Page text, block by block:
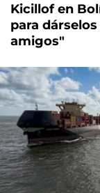
Kicillof en
para
amigos"